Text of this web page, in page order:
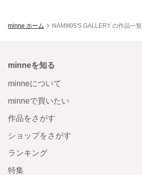
minne ホーム NAMIII05'S GALLERY の作品一覧
minneを知る
minneについて
minneで買いたい
作品をさがす
ショップをさがす
ランキング
特集